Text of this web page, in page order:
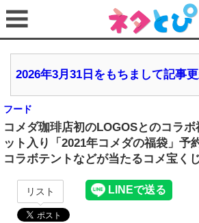
2026年3月31日をもちまして記事
フード
コメダ珈琲店初のLOGOSとのコラ
ット入り「2021年コメダの福袋」予
コラボテントなどが当たるコメ宝く
リスト